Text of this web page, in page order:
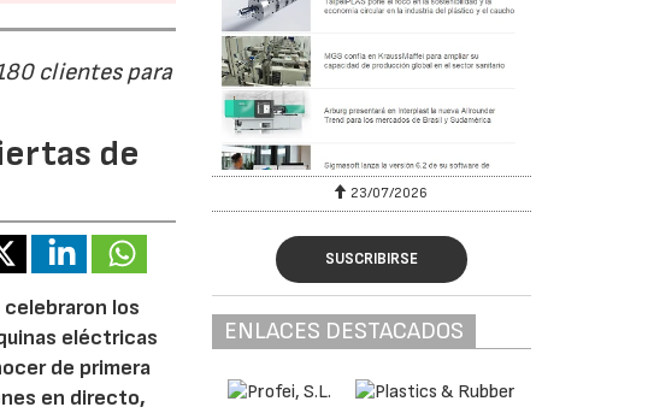
clientes para
de
los
eléctricas
de primera
en directo,
23/07/2026
SUSCRIBIRSE
ENLACES DESTACADOS